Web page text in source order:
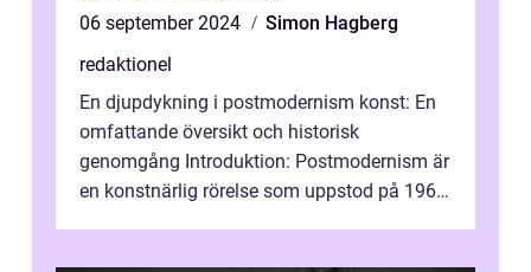
06 september 2024
Simon Hagberg
redaktionel
En djupdykning i postmodernism konst: En
omfattande översikt och historisk
genomgång Introduktion: Postmodernism är
en konstnärlig rörelse som uppstod på 1960-